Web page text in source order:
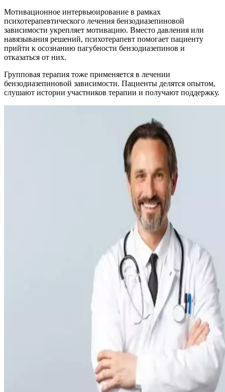
Мотивационное интервьюирование в рамках
психотерапевтического лечения бензодиазепиновой
зависимости укрепляет мотивацию. Вместо давления или
навязывания решений, психотерапевт помогает пациенту
прийти к осознанию пагубности бензодиазепинов и
отказаться от них.
Групповая терапия тоже применяется в лечении
бензодиазепиновой зависимости. Пациенты делятся опытом,
слушают истории участников терапии и получают поддержку.